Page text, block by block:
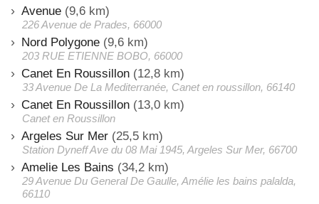
Avenue (9,6 km)
226 Avenue de Prades, 66000
Nord Polygone (9,6 km)
203 RUE ETIENNE BOBO, 66000
Canet En Roussillon (12,8 km)
33 Avenue De La Mediterranée, Canet en roussillon, 66140
Canet En Roussillon (13,0 km)
Canet en Roussillon
Argeles Sur Mer (25,5 km)
Station Dyneff Ave du 08 Mai 1945, Argeles Sur Mer, 66700
Amelie Les Bains (34,2 km)
29 Avenue Du General De Gaulle, Amélie les bains palalda,
66110